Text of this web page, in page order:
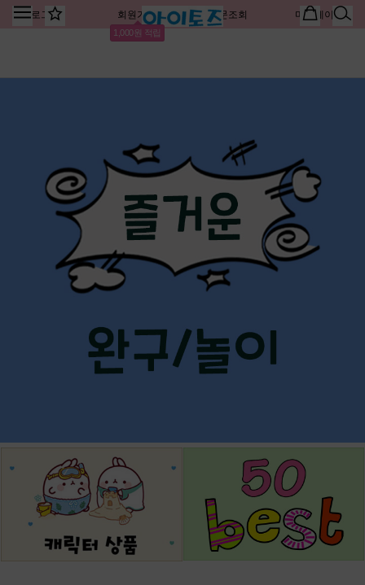
로그인 회원가입
1,000원 적립
주문조회 마이페이지